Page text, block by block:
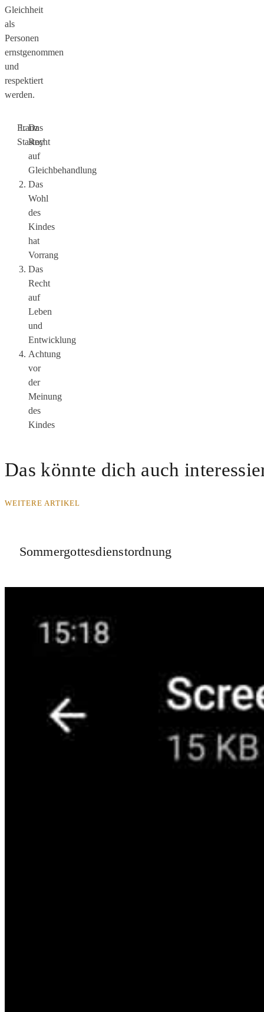
Gleichheit
als
Personen
ernstgenommen
und
respektiert
werden.
Das
Recht
auf
Gleichbehandlung
Das
Wohl
des
Kindes
hat
Vorrang
Das
Recht
auf
Leben
und
Entwicklung
Achtung
vor
der
Meinung
des
Kindes
Franz
Stastny
Das könnte dich auch
WEITERE ARTIKEL
Sommergottesdienstordnung